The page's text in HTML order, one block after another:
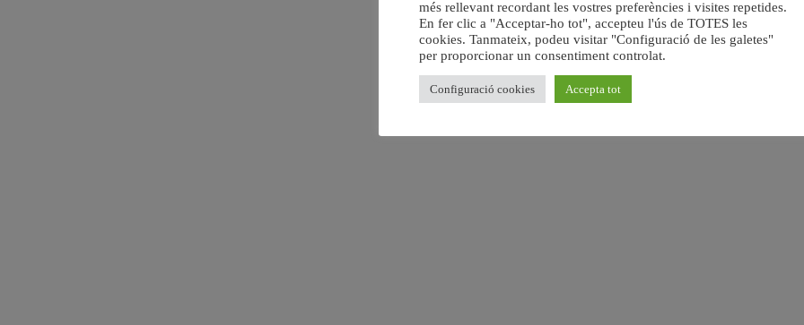
més rellevant recordant les vostres preferències i visites repetides.
En fer clic a "Acceptar-ho tot", accepteu l'ús de TOTES les
cookies. Tanmateix, podeu visitar "Configuració de les galetes"
per proporcionar un consentiment controlat.
Configuració cookies Accepta tot